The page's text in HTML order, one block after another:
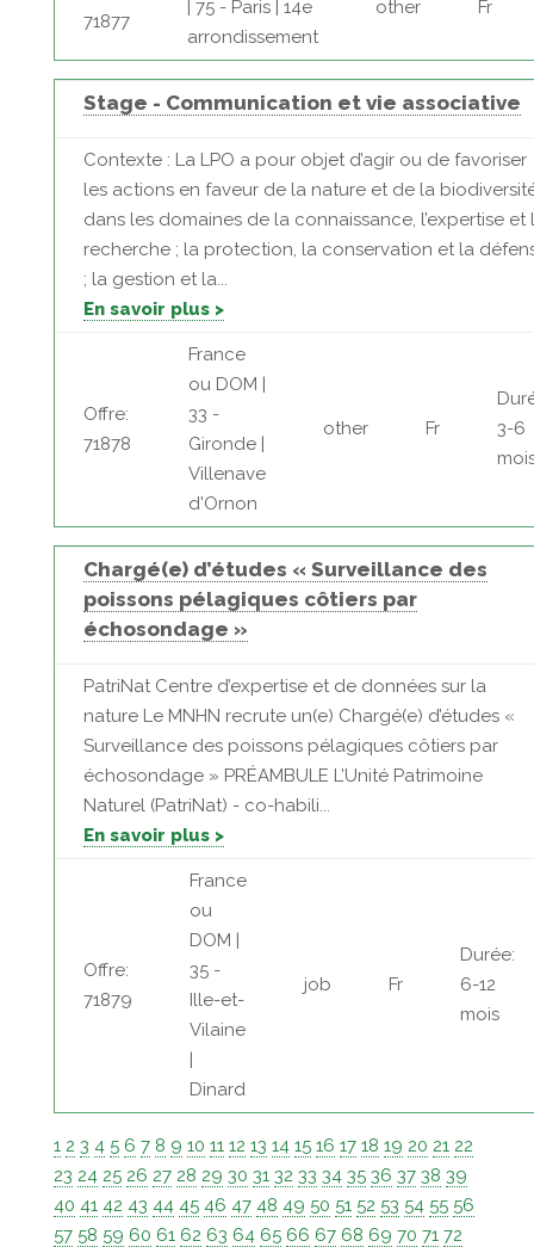
71877
| 75 - Paris | 14e
arrondissement
other Fr
Stage - Communication et vie associative
Contexte : La LPO a pour objet d’agir ou de favoriser
les actions en faveur de la nature et de la
dans les domaines de la connaissance, l’expertise et
recherche ; la protection, la conservation et la
; la gestion et la...
En savoir plus >
Offre:
71878
France
ou DOM |
33 -
Gironde |
Villenave
d'Ornon
other Fr
3-6
Chargé(e) d’études « Surveillance des
poissons pélagiques côtiers par
échosondage »
PatriNat Centre d’expertise et de données sur la
nature Le MNHN recrute un(e) Chargé(e) d’études «
Surveillance des poissons pélagiques côtiers par
échosondage » PRÉAMBULE L’Unité Patrimoine
Naturel (PatriNat) - co-habili...
En savoir plus >
Offre:
71879
France
ou
DOM |
35 -
Ille-et-
Vilaine
|
Dinard
job Fr
Durée:
6-12
mois
1 2 3 4 5 6 7 8 9 10 11 12 13 14 15 16 17 18 19 20 21 22
23 24 25 26 27 28 29 30 31 32 33 34 35 36 37 38 39
40 41 42 43 44 45 46 47 48 49 50 51 52 53 54 55 56
57 58 59 60 61 62 63 64 65 66 67 68 69 70 71 72